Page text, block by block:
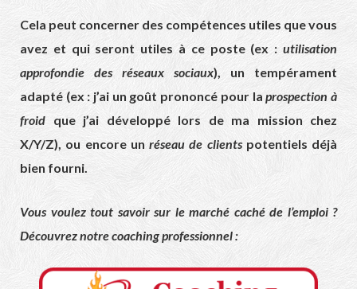
Cela peut concerner des compétences utiles que vous
avez et qui seront utiles à ce poste (ex : utilisation
approfondie des réseaux sociaux), un tempérament
adapté (ex : j’ai un goût prononcé pour laprospection à
froid que j’ai développé lors de ma mission chez
X/Y/Z), ou encore un réseau de clientspotentiels déjà
bien fourni.
Vous voulez tout savoir sur le marché caché de l’emploi ?
Découvrez notre coaching professionnel :